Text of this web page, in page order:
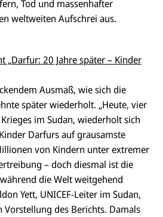
Tod und massenhafter
weltweiten Aufschrei aus.
„Darfur: 20 Jahre später – Kinder
Ausmaß, wie sich die
später wiederholt. „Heute, vier
im Sudan, wiederholt sich
Darfurs auf grausamste
von Kindern unter extremer
– doch diesmal ist die
die Welt weitgehend
Yett, UNICEF-Leiter im Sudan,
des Berichts. Damals